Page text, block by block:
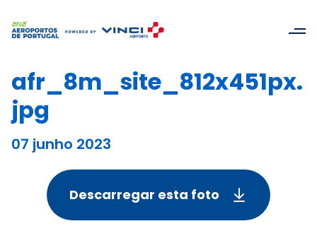
afr_8m_site_812x451px.
jpg
07 junho 2023
Descarregar esta foto